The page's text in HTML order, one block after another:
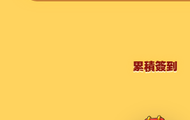
累積簽到